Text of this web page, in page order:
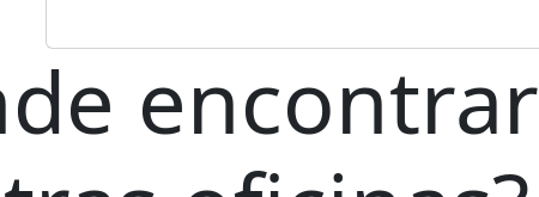
encontrar